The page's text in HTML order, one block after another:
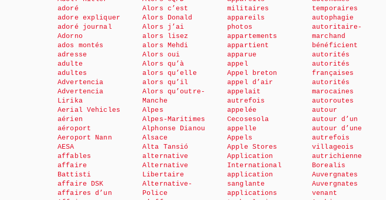
adoré
adore expliquer
adoré journal
Adorno
ados montés
adresse
adulte
adultes
Advertencia
Advertencia
Lirika
Aerial Vehicles
aérien
aéroport
Aeroport Nann
AESA
affables
affaire
Battisti
affaire DSK
affaires d’un
Alors c’est
Alors Donald
Alors j’ai
alors lisez
alors Mehdi
Alors oui
Alors qu’à
alors qu’elle
alors qu’il
Alors qu’outre-
Manche
Alpes
Alpes-Maritimes
Alphonse Dianou
Alsace
Alta Tansió
alternative
Alternative
Libertaire
Alternative-
Police
militaires
appareils
photos
appartements
appartient
apparue
appel
Appel breton
appel d’air
appelait
autrefois
appelée
Cecosesola
appelle
Appels
Apple Stores
Application
International
application
sanglante
applications
temporaires
autophagie
autoritaire-
marchand
bénéficient
autorités
autorités
françaises
autorités
marocaines
autoroutes
autour
autour d’un
autour d’une
autrefois
villageois
autrichienne
Borealis
Auvergnates
Auvergnates
venant